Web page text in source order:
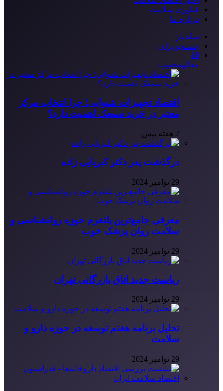
فناوری سلامت
درباره ما
سایدبار
جستجو برای
10
مقالهمحبوب
اقتصاد تجهیزات شنوایی؛ چرا انتخاب مرکز
معتبر در خرید سمعک اهمیت دارد؟
2 هفته پیش
درگذشت پدر دکتر کبریایی زاده
29 نوامبر 2024
معرفی جامع‌ترین پلتفرم حوزه روانشناسی و
سلامت روان پزشک خوب
29 نوامبر 2024
ریاست جدید اتاق بازرگانی تهران
29 نوامبر 2024
تحلیل برنامه هفتم توسعه در حوزه دارو و
سلامت
29 نوامبر 2024